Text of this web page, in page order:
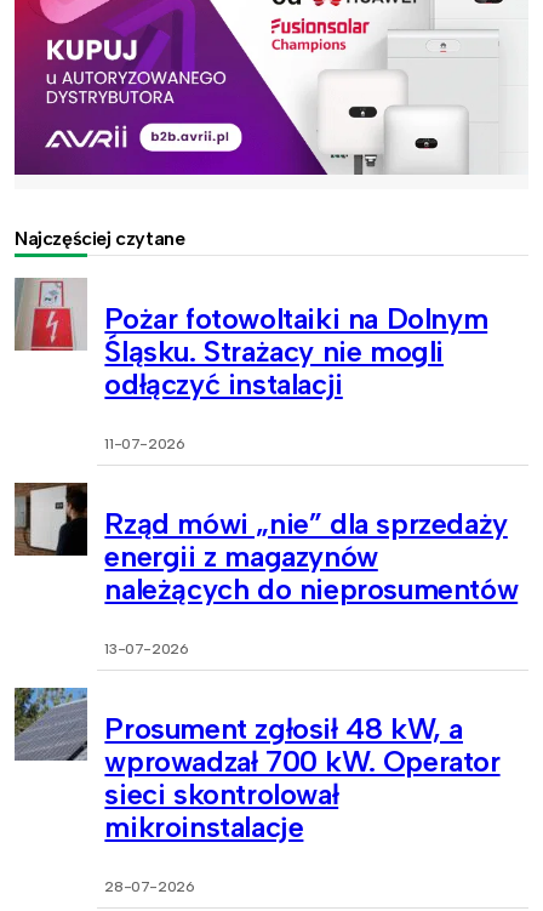
Najczęściej czytane
Pożar fotowoltaiki na Dolnym
Śląsku. Strażacy nie mogli
odłączyć instalacji
11-07-2026
Rząd mówi „nie” dla sprzedaży
energii z magazynów
należących do nieprosumentów
13-07-2026
Prosument zgłosił 48 kW, a
wprowadzał 700 kW. Operator
sieci skontrolował
mikroinstalacje
28-07-2026